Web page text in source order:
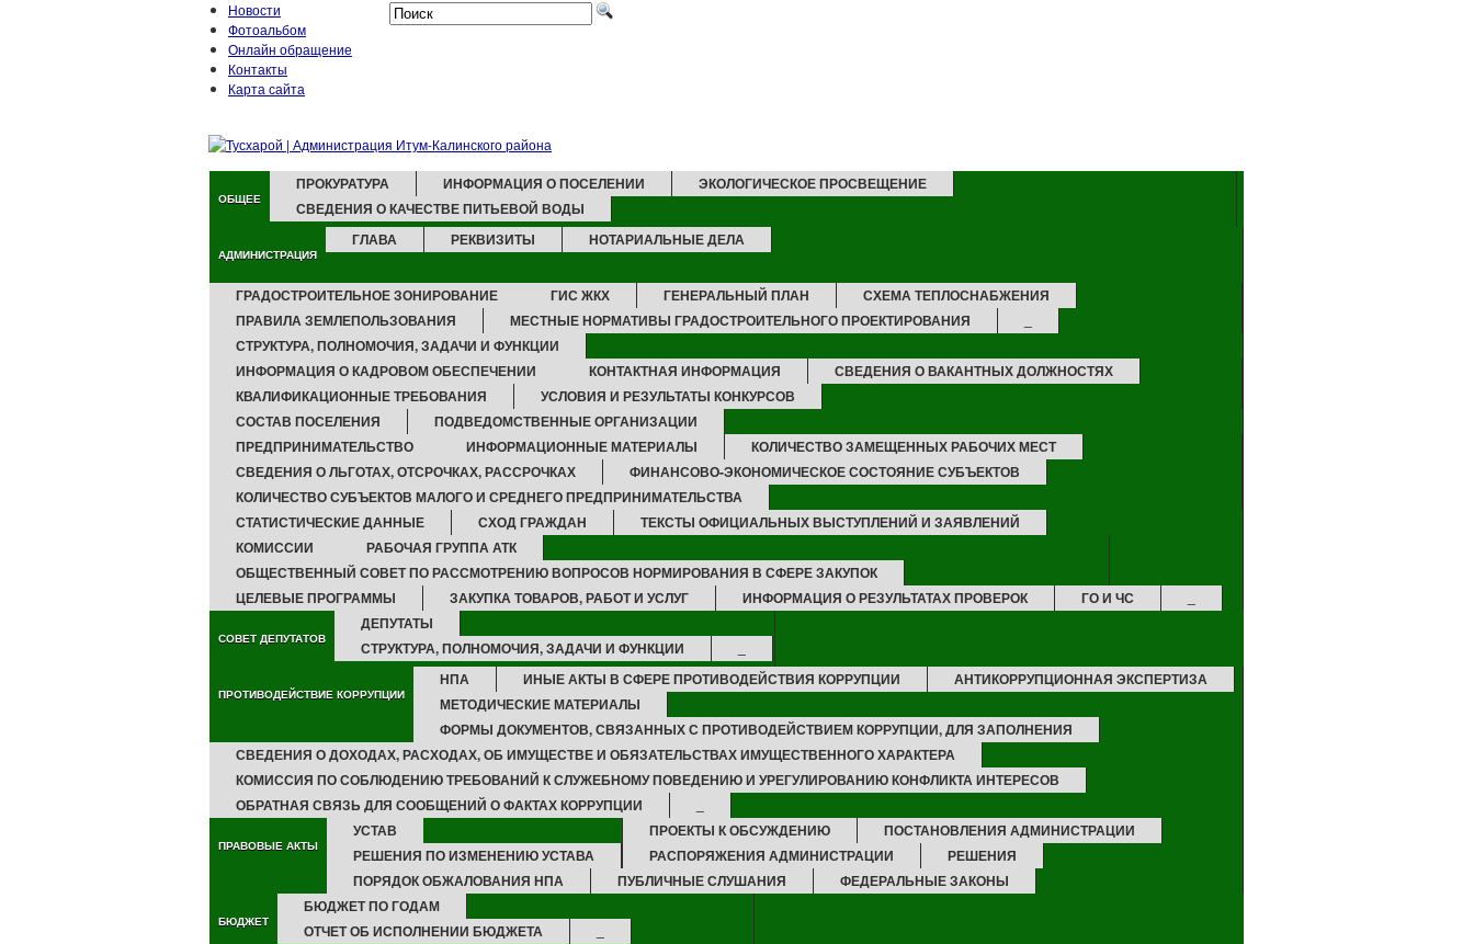
Новости
Фотоальбом
Онлайн обращение
Контакты
Карта сайта
ОБЩЕЕ
ПРОКУРАТУРА ИНФОРМАЦИЯ О ПОСЕЛЕНИИ
ЭКОЛОГИЧЕСКОЕ ПРОСВЕЩЕНИЕ
СВЕДЕНИЯ О КАЧЕСТВЕ ПИТЬЕВОЙ ВОДЫ
АДМИНИСТРАЦИЯ
ГЛАВА РЕКВИЗИТЫ НОТАРИАЛЬНЫЕ ДЕЛА
ГРАДОСТРОИТЕЛЬНОЕ ЗОНИРОВАНИЕ ГИС ЖКХ ГЕНЕРАЛЬНЫЙ ПЛАН
СХЕМА ТЕПЛОСНАБЖЕНИЯ
ПРАВИЛА ЗЕМЛЕПОЛЬЗОВАНИЯ
МЕСТНЫЕ НОРМАТИВЫ ГРАДОСТРОИТЕЛЬНОГО ПРОЕКТИРОВАНИЯ
СТРУКТУРА, ПОЛНОМОЧИЯ, ЗАДАЧИ И ФУНКЦИИ
ИНФОРМАЦИЯ О КАДРОВОМ ОБЕСПЕЧЕНИИ
КОНТАКТНАЯ ИНФОРМАЦИЯ
СВЕДЕНИЯ О ВАКАНТНЫХ ДОЛЖНОСТЯХ
КВАЛИФИКАЦИОННЫЕ ТРЕБОВАНИЯ
УСЛОВИЯ И РЕЗУЛЬТАТЫ КОНКУРСОВ
СОСТАВ ПОСЕЛЕНИЯ
ПОДВЕДОМСТВЕННЫЕ ОРГАНИЗАЦИИ
ПРЕДПРИНИМАТЕЛЬСТВО
ИНФОРМАЦИОННЫЕ МАТЕРИАЛЫ
КОЛИЧЕСТВО ЗАМЕЩЕННЫХ РАБОЧИХ МЕСТ
СВЕДЕНИЯ О ЛЬГОТАХ, ОТСРОЧКАХ, РАССРОЧКАХ
ФИНАНСОВО-ЭКОНОМИЧЕСКОЕ СОСТОЯНИЕ СУБЪЕКТОВ
КОЛИЧЕСТВО СУБЪЕКТОВ МАЛОГО И СРЕДНЕГО ПРЕДПРИНИМАТЕЛЬСТВА
СТАТИСТИЧЕСКИЕ ДАННЫЕ
СХОД ГРАЖДАН
ТЕКСТЫ ОФИЦИАЛЬНЫХ ВЫСТУПЛЕНИЙ И ЗАЯВЛЕНИЙ
КОМИССИИ
РАБОЧАЯ ГРУППА АТК
ОБЩЕСТВЕННЫЙ СОВЕТ ПО РАССМОТРЕНИЮ ВОПРОСОВ НОРМИРОВАНИЯ В СФЕРЕ ЗАКУПОК
ЦЕЛЕВЫЕ ПРОГРАММЫ
ЗАКУПКА ТОВАРОВ, РАБОТ И УСЛУГ ИНФОРМАЦИЯ О РЕЗУЛЬТАТАХ ПРОВЕРОК ГО И ЧС
СОВЕТ ДЕПУТАТОВ
ДЕПУТАТЫ
СТРУКТУРА, ПОЛНОМОЧИЯ, ЗАДАЧИ И ФУНКЦИИ
ПРОТИВОДЕЙСТВИЕ КОРРУПЦИИ
НПА ИНЫЕ АКТЫ В СФЕРЕ ПРОТИВОДЕЙСТВИЯ КОРРУПЦИИ
АНТИКОРРУПЦИОННАЯ ЭКСПЕРТИЗА
МЕТОДИЧЕСКИЕ МАТЕРИАЛЫ
ФОРМЫ ДОКУМЕНТОВ, СВЯЗАННЫХ С ПРОТИВОДЕЙСТВИЕМ КОРРУПЦИИ, ДЛЯ ЗАПОЛНЕНИЯ
СВЕДЕНИЯ О ДОХОДАХ, РАСХОДАХ, ОБ ИМУЩЕСТВЕ И ОБЯЗАТЕЛЬСТВАХ ИМУЩЕСТВЕННОГО ХАРАКТЕРА
КОМИССИЯ ПО СОБЛЮДЕНИЮ ТРЕБОВАНИЙ К СЛУЖЕБНОМУ ПОВЕДЕНИЮ И УРЕГУЛИРОВАНИЮ КОНФЛИКТА ИНТЕРЕСОВ
ОБРАТНАЯ СВЯЗЬ ДЛЯ СООБЩЕНИЙ О ФАКТАХ КОРРУПЦИИ
ПРАВОВЫЕ АКТЫ
УСТАВ
РЕШЕНИЯ ПО ИЗМЕНЕНИЮ УСТАВА
ПРОЕКТЫ К ОБСУЖДЕНИЮ
ПОСТАНОВЛЕНИЯ АДМИНИСТРАЦИИ
РАСПОРЯЖЕНИЯ АДМИНИСТРАЦИИ
РЕШЕНИЯ
ПОРЯДОК ОБЖАЛОВАНИЯ НПА
ПУБЛИЧНЫЕ СЛУШАНИЯ ФЕДЕРАЛЬНЫЕ ЗАКОНЫ
БЮДЖЕТ
БЮДЖЕТ ПО ГОДАМ
ОТЧЕТ ОБ ИСПОЛНЕНИИ БЮДЖЕТА